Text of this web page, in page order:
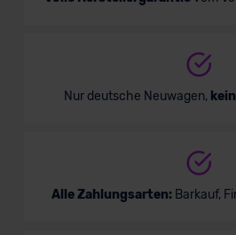
Nur deutsche Neuwagen,
Alle Zahlungsarten: Barkauf,